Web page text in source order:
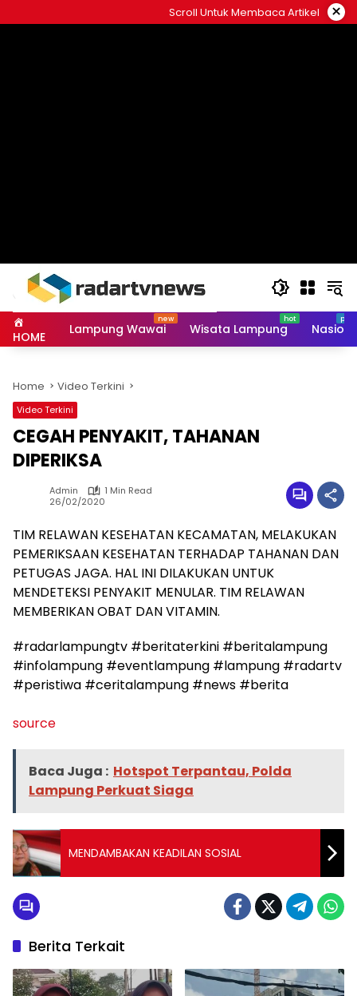
to
Scroll Untuk Membaca Artikel ×
HOME Lampung Wawai Wisata Lampung
Home Video Terkini
Video Terkini
CEGAH PENYAKIT, TAHANAN
DIPERIKSA
Admin
1 Min Read
26/02/2020
TIM RELAWAN KESEHATAN KECAMATAN, MELAKUKAN
PEMERIKSAAN KESEHATAN TERHADAP TAHANAN DAN
PETUGAS JAGA. HAL INI DILAKUKAN UNTUK
MENDETEKSI PENYAKIT MENULAR. TIM RELAWAN
MEMBERIKAN OBAT DAN VITAMIN.
#radarlampungtv #beritaterkini #beritalampung
#infolampung #eventlampung #lampung #radartv
#peristiwa #ceritalampung #news #berita
source
Baca Juga : Hotspot Terpantau, Polda
Lampung Perkuat Siaga
MENDAMBAKAN KEADILAN SOSIAL
Berita Terkait